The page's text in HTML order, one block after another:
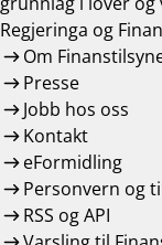
Regjeringa og
Om
Presse
Jobb hos oss
Kontakt
eFormidling
Personvern og
RSS og API